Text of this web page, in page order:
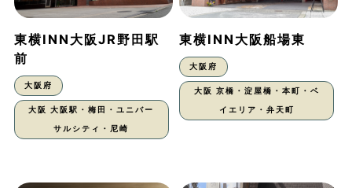
東横INN大阪JR野田駅
前
大阪府
大阪 大阪駅・梅田・ユニバー
サルシティ・尼崎
東横INN大阪船場東
大阪府
大阪 京橋・淀屋橋・本町・ベ
イエリア・弁天町